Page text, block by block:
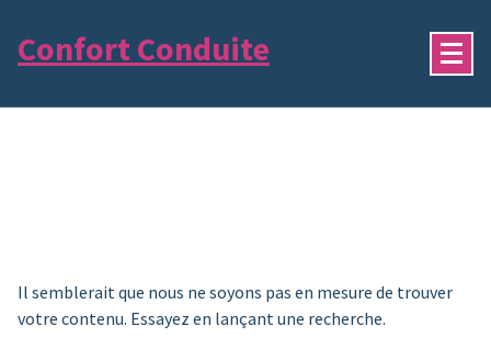
contenu
Confort Conduite
Il semblerait que nous ne soyons pas en mesure de trouver
votre contenu. Essayez en lançant une recherche.